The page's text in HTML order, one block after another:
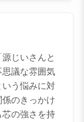
じいさんと
議な雰囲気
う悩みに対
のきっかけ
の強さを持